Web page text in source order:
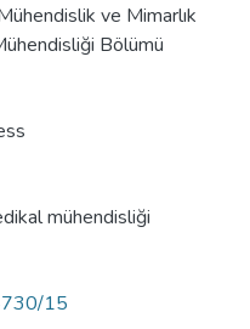
ve Mimarlık
Bölümü
mühendisliği
15